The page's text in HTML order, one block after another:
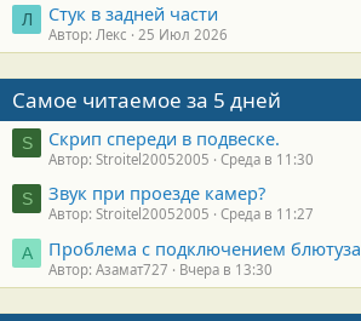
Л Стук в задней части
Автор: Лекс 25 Июл 2026
Самое читаемое за 5 дней
S Скрип спереди в подвеске.
Автор: Stroitel20052005 Среда в 11:30
S Звук при проезде камер?
Автор: Stroitel20052005 Среда в 11:27
А Проблема с подключением блютуза
Автор: Азамат727 Вчера в 13:30